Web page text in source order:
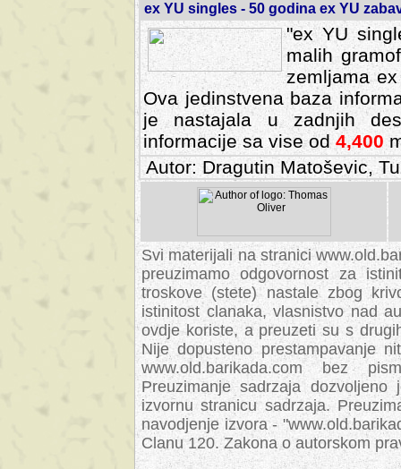
ex YU singles - 50 godina ex YU
"ex YU
malih
zemljama
Ova jedinstvena baza
je nastajala u zadnjih
informacije sa vise od 4,400
Autor: Dragutin Matoševic,
Svi materijali na stranici
preuzimamo odgovornost za
troskove (stete) nastale zbog
istinitost clanaka, vlasnistvo nad
ovdje koriste, a preuzeti su s
Nije dopusteno prestampavanje
www.old.barikada.com bez
Preuzimanje sadrzaja
izvornu stranicu sadrzaja.
navodjenje izvora -
Clanu 120. Zakona o autorskom